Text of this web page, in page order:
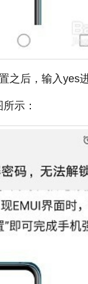
之后，输入yes
示：